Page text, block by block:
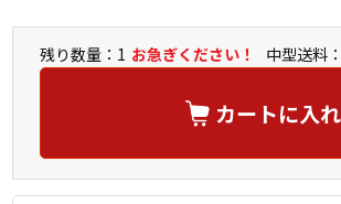
残り数量：1 お急ぎください！ 中型送料
カートに入